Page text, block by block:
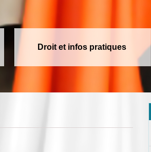
Droit et infos pratiques